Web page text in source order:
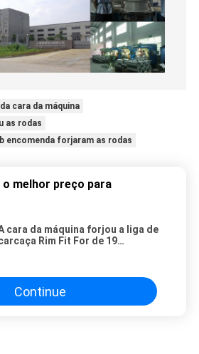
cara da máquina
as rodas
encomenda forjaram as rodas
o melhor preço para
cara da máquina forjou a liga de
Rim Fit For de 19
Continue